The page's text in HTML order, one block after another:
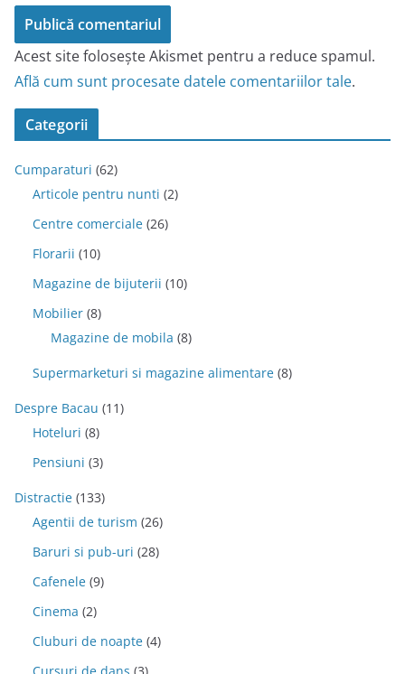
Acest site folosește Akismet pentru a reduce spamul.
Află cum sunt procesate datele comentariilor tale.
Categorii
Cumparaturi (62)
Articole pentru nunti (2)
Centre comerciale (26)
Florarii (10)
Magazine de bijuterii (10)
Mobilier (8)
Magazine de mobila (8)
Supermarketuri si magazine alimentare (8)
Despre Bacau (11)
Hoteluri (8)
Pensiuni (3)
Distractie (133)
Agentii de turism (26)
Baruri si pub-uri (28)
Cafenele (9)
Cinema (2)
Cluburi de noapte (4)